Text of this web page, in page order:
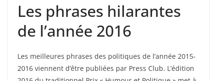
Les phrases hilarantes
de l’année 2016
Les meilleures phrases des politiques de l’année 2015-
2016 viennent d’être publiées par Press Club. L’édition